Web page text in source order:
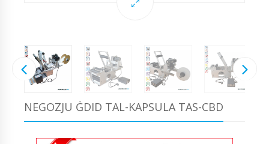
NEGOZJU ĠDID TAL-KAPSULA TAS-CBD